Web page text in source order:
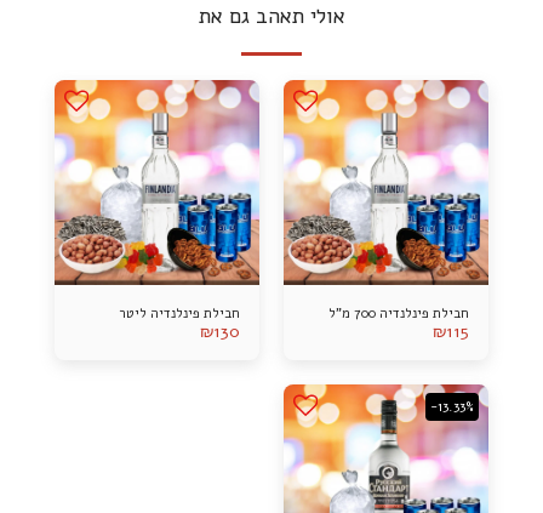
אולי תאהב גם את
חבילת פינלנדיה 700 מ"ל
₪115
חבילת פינלנדיה ליטר
₪130
-13.33%